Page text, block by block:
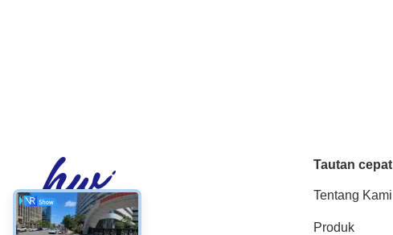
Tautan cepat
Tentang Kami
Produk